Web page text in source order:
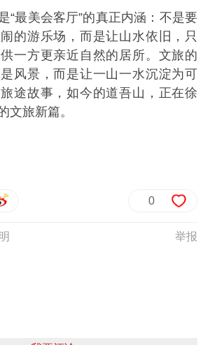
“最美会客厅”的真正内涵：不是要
的游乐场，而是让山水依旧，只
一方更亲近自然的居所。文旅的
风景，而是让一山一水沉淀为可
途故事，如今的道吾山，正在徐
文旅新篇。
0
举报